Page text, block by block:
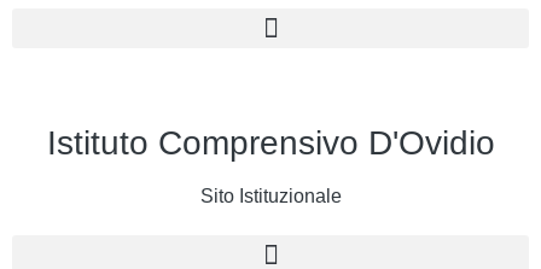
Istituto Comprensivo D'Ovidio
Sito Istituzionale